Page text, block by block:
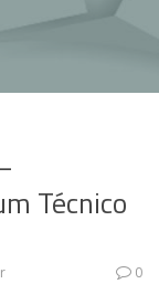
Técnico
0